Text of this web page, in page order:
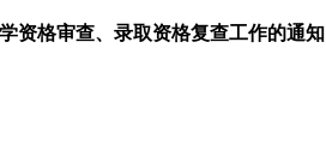
资格审查、录取资格复查工作的通知